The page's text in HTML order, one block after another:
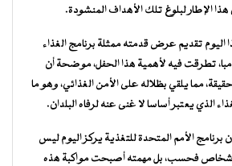
هذا الإطار لبلوغ تلك الأهداف المنشودة.
اليوم تقديم عرض قدمته ممثلة برنامج الغذاء
تطرقت فيه لأهمية هذا الحفل، موضحة أن
مما يلقي بظلاله على الأمن الغذائي، وهو ما
الذي يعتبر أساسا لا غنى عنه لرفاه البلدان.
برنامج الأمم المتحدة للتغذية يركز اليوم ليس
فحسب، بل مهمته أصبحت مواكبة هذه